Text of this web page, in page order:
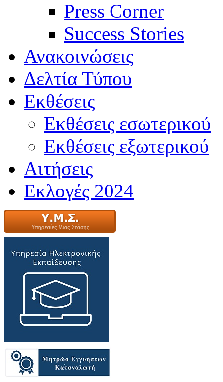
Press Corner
Success Stories
Ανακοινώσεις
Δελτία Τύπου
Εκθέσεις
Εκθέσεις εσωτερικού
Εκθέσεις εξωτερικού
Αιτήσεις
Εκλογές 2024